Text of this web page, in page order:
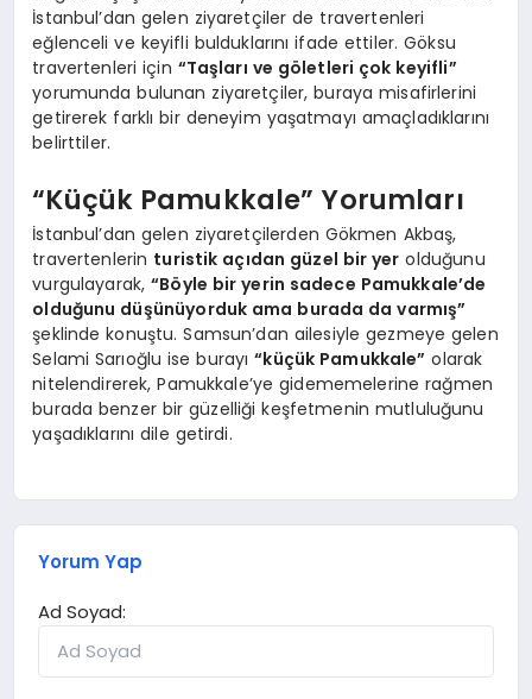
İstanbul’dan gelen ziyaretçiler de travertenleri
eğlenceli ve keyifli bulduklarını ifade ettiler. Göksu
travertenleri için “Taşları ve göletleri çok keyifli”
yorumunda bulunan ziyaretçiler, buraya misafirlerini
getirerek farklı bir deneyim yaşatmayı amaçladıklarını
belirttiler.
“Küçük Pamukkale” Yorumları
İstanbul’dan gelen ziyaretçilerden Gökmen Akbaş,
travertenlerin turistik açıdan güzel bir yer olduğunu
vurgulayarak,“Böyle bir yerin sadece Pamukkale’de
olduğunu düşünüyorduk ama burada da varmış”
şeklinde konuştu. Samsun’dan ailesiyle gezmeye gelen
Selami Sarıoğlu ise burayı“küçük Pamukkale” olarak
nitelendirerek, Pamukkale’ye gidememelerine rağmen
burada benzer bir güzelliği keşfetmenin mutluluğunu
yaşadıklarını dile getirdi.
Yorum Yap
Ad Soyad: